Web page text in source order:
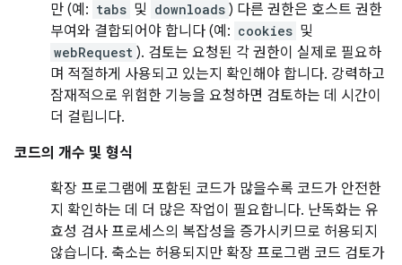
만 (예: tabs 및 downloads ) 다른 권한은 호스트 권한
부여와 결합되어야 합니다 (예: cookies 및
webRequest ). 검토는 요청된 각 권한이 실제로 필요하
며 적절하게 사용되고 있는지 확인해야 합니다. 강력하고
잠재적으로 위험한 기능을 요청하면 검토하는 데 시간이
더 걸립니다.
코드의 개수 및 형식
확장 프로그램에 포함된 코드가 많을수록 코드가 안전한
지 확인하는 데 더 많은 작업이 필요합니다. 난독화는 유
효성 검사 프로세스의 복잡성을 증가시키므로 허용되지
않습니다. 축소는 허용되지만 확장 프로그램 코드 검토가